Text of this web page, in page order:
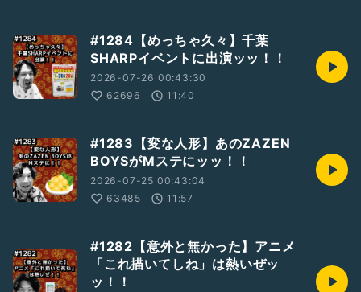
#1284【めっちゃ久々】千葉
SHARPイベントに出演ッッ！！
2026-07-26 00:43:30
62696
11:40
#1283【変な人形】あのZAZEN
BOYSがMステにッッ！！
2026-07-25 00:43:04
63485
11:57
#1282【意外と無かった】アニメ
「これ描いてしね」は熱いぜッ
ッ！！